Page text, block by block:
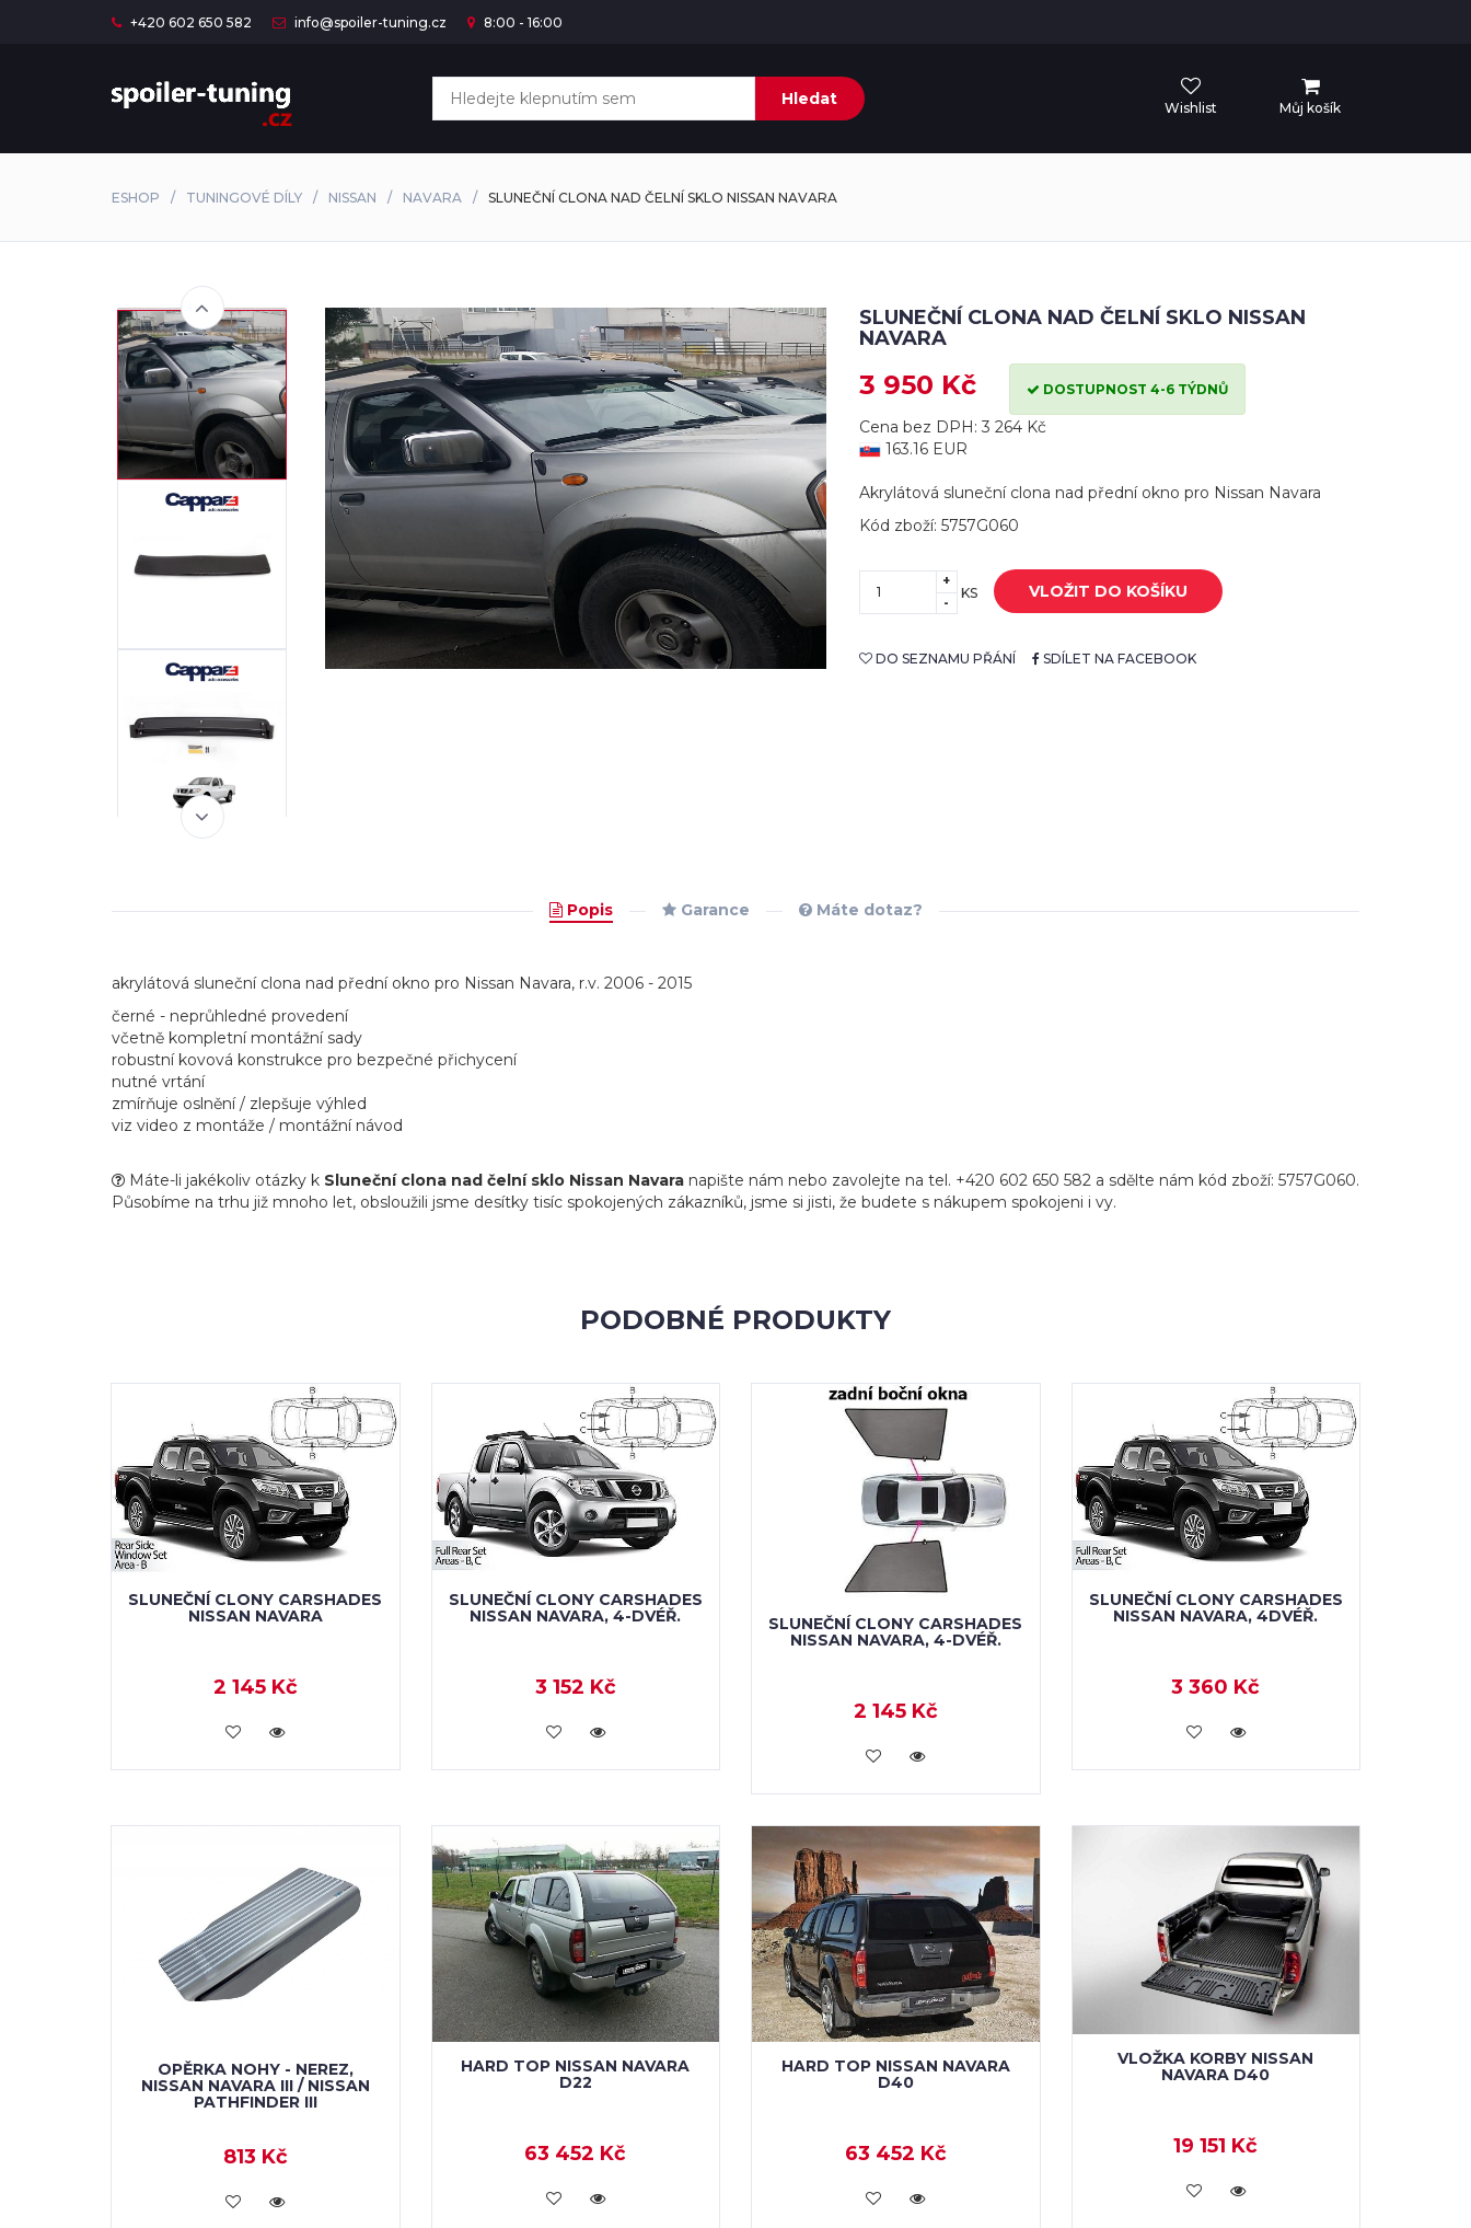
+420 602 650 582 info@spoiler-tuning.cz 8:00 - 16:00
Hledat Wishlist Můj košík
ESHOP TUNINGOVÉ DÍLY NISSAN NAVARA SLUNEČNÍ CLONA NAD ČELNÍ SKLO NISSAN NAVARA
SLUNEČNÍ CLONA NAD ČELNÍ SKLO NISSAN
NAVARA
3 950 Kč DOSTUPNOST 4-6 TÝDNŮ
Cena bez DPH: 3 264 Kč
163.16 EUR
Akrylátová sluneční clona nad přední okno pro Nissan Navara
Kód zboží: 5757G060
+
-
KS VLOŽIT DO KOŠÍKU
DO SEZNAMU PŘÁNÍ SDÍLET NA FACEBOOK
Popis Garance Máte dotaz?
akrylátová sluneční clona nad přední okno pro Nissan Navara, r.v. 2006 - 2015
černé - neprůhledné provedení
včetně kompletní montážní sady
robustní kovová konstrukce pro bezpečné přichycení
nutné vrtání
zmírňuje oslnění / zlepšuje výhled
viz video z montáže / montážní návod
Máte-li jakékoliv otázky k Sluneční clona nad čelní sklo Nissan Navara napište nám nebo zavolejte na tel. +420 602 650 582 a sdělte nám kód zboží: 5757G060.
Působíme na trhu již mnoho let, obsloužili jsme desítky tisíc spokojených zákazníků, jsme si jisti, že budete s nákupem spokojeni i vy.
PODOBNÉ PRODUKTY
SLUNEČNÍ CLONY CARSHADES
NISSAN NAVARA
2 145 Kč
KOUPIT
SLUNEČNÍ CLONY CARSHADES
NISSAN NAVARA, 4-DVÉŘ.
3 152 Kč
KOUPIT
SLUNEČNÍ CLONY CARSHADES
NISSAN NAVARA, 4-DVÉŘ.
2 145 Kč
KOUPIT
SLUNEČNÍ CLONY CARSHADES
NISSAN NAVARA, 4DVÉŘ.
3 360 Kč
KOUPIT
OPĚRKA NOHY - NEREZ,
NISSAN NAVARA III / NISSAN
PATHFINDER III
813 Kč
KOUPIT
HARD TOP NISSAN NAVARA
D22
63 452 Kč
KOUPIT
HARD TOP NISSAN NAVARA
D40
63 452 Kč
KOUPIT
VLOŽKA KORBY NISSAN
NAVARA D40
19 151 Kč
KOUPIT